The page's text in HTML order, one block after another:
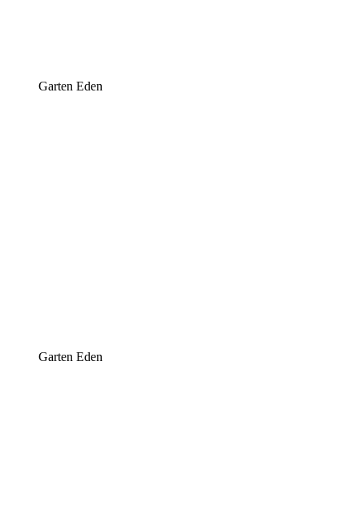
Garten Eden
Garten Eden